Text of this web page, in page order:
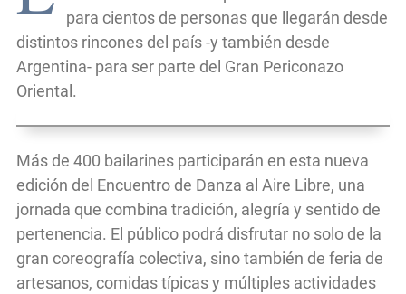
para cientos de personas que llegarán desde
distintos rincones del país -y también desde
Argentina- para ser parte del Gran Periconazo
Oriental.
Más de 400 bailarines participarán en esta nueva
edición del Encuentro de Danza al Aire Libre, una
jornada que combina tradición, alegría y sentido de
pertenencia. El público podrá disfrutar no solo de la
gran coreografía colectiva, sino también de feria de
artesanos, comidas típicas y múltiples actividades